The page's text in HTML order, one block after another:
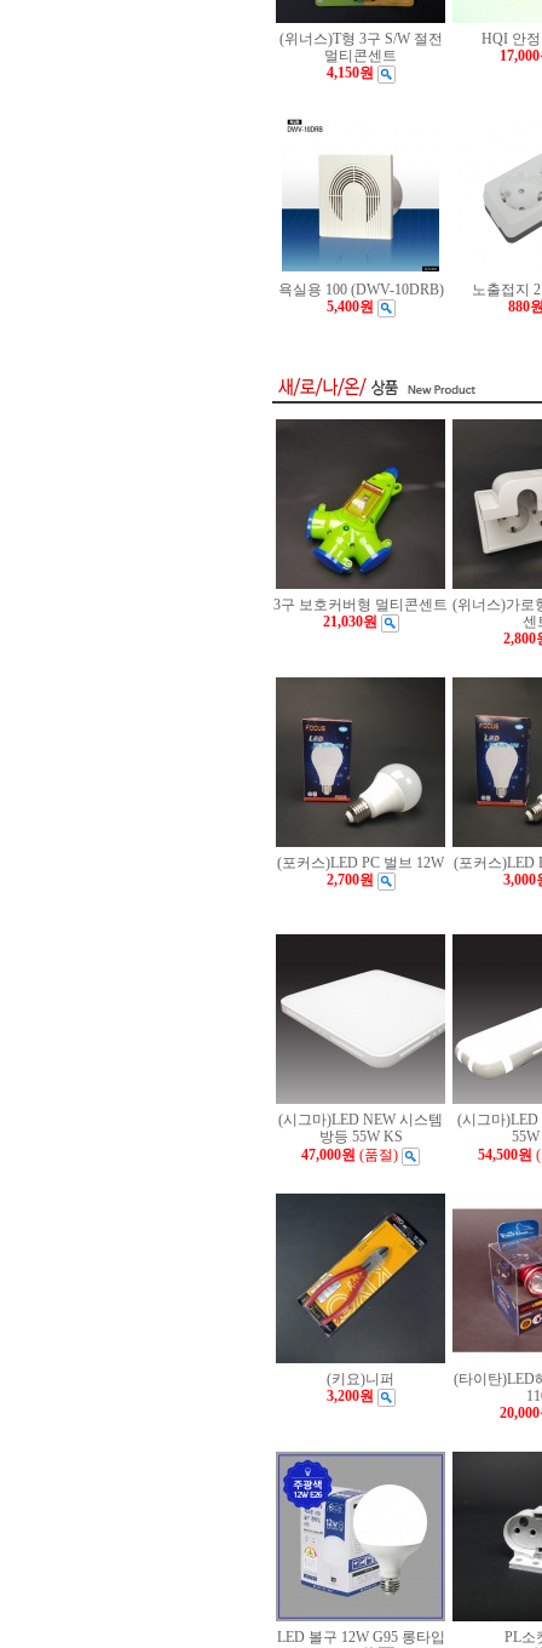
(위너스)T형 3구 S/W 절전
멀티콘센트
4,150원
HQI 안
욕실용 100 (DWV-10DRB)
5,400원
노출접지
880
3구 보호커버형 멀티콘센트
21,030원
(위너스)가로
센
2,800
(포커스)LED PC 벌브 12W
2,700원
(포커스)LED
3,000
(시그마)LED NEW 시스템
방등 55W KS
47,000원 (품절)
(시그마
54,500원
(키요)니퍼
3,200원
(타이탄)LED
LED 볼구 12W G95 롱타입
PL소